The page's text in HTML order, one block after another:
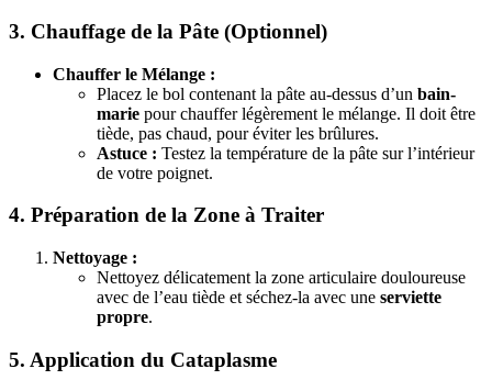
3. Chauffage de la Pâte (Optionnel)
Chauffer le Mélange :
Placez le bol contenant la pâte au-dessus d’un bain-
marie pour chauffer légèrement le mélange. Il doit être
tiède, pas chaud, pour éviter les brûlures.
Astuce : Testez la température de la pâte sur l’intérieur
de votre poignet.
4. Préparation de la Zone à Traiter
Nettoyage :
Nettoyez délicatement la zone articulaire douloureuse
avec de l’eau tiède et séchez-la avec une serviette
propre.
5. Application du Cataplasme